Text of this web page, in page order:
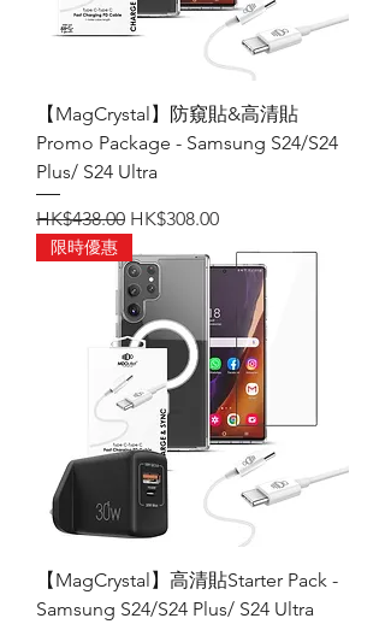
【MagCrystal】防窺貼&高清貼
Promo Package - Samsung S24/S24
Plus/ S24 Ultra
一般價格
HK$438.00 促銷價格
HK$308.00
限時優惠
【MagCrystal】高清貼Starter Pack -
Samsung S24/S24 Plus/ S24 Ultra